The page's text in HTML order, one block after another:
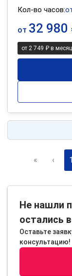
Кол-во часов:
от 32 980
от 2 749 ₽ в месяц
« ‹ 1
Не нашли
остались
Оставьте
консультацию!